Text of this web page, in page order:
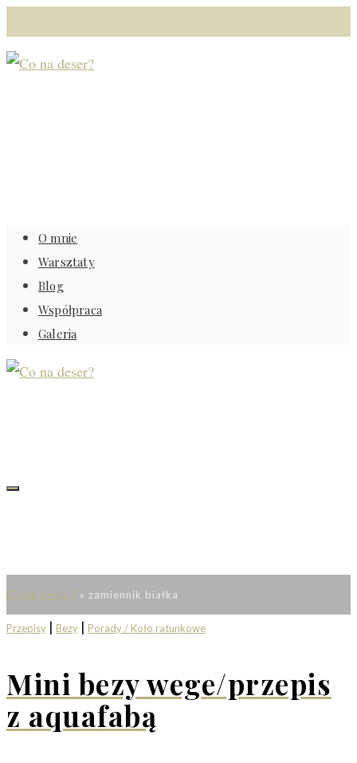
O mnie
Warsztaty
Blog
Współpraca
Galeria
Co na deser? » zamiennik białka
Przepisy | Bezy | Porady / Koło ratunkowe
Mini bezy wege/przepis
z aquafabą